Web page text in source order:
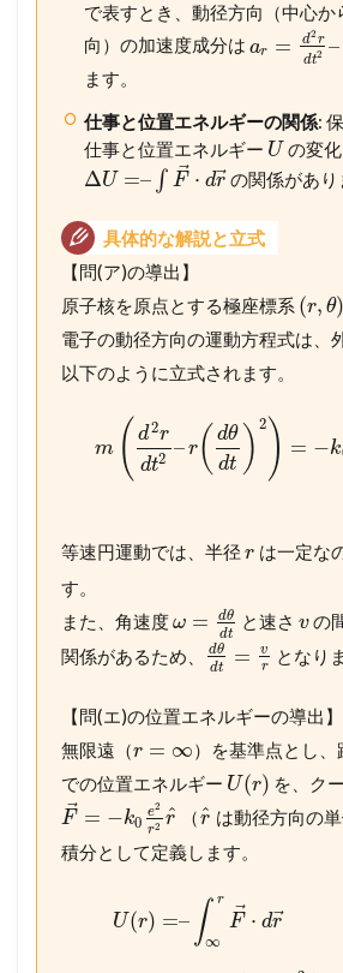
で表すとき、動径方向（中心か
向）の加速度成分は ar = d2 r
dt2 –
ます。
仕事と位置エネルギーの関係:
仕事と位置エネルギー U の変
ΔU =– ∫ F ⃗⋅ dr ⃗の関係があり
具体的な解説と立式
【問(ア)の導出】
原子核を原点とする極座標系 (r, θ)
電子の動径方向の運動方程式は、
以下のように立式されます。
m ( d2r
dt2 –r( dθ
dt ) 2 ) = −k
等速円運動では、半径 r は一定な
す。
また、角速度ω = dθ
dt
と速さ vの
関係があるため、
dθ
dt =
v
r
となり
【問(エ)の位置エネルギーの導出】
無限遠（r = ∞）を基準点とし
での位置エネルギー U(r) を、ク
F = −k0
e2
r2 r
^ （r
^ は動径方向の
積分として定義します。
U(r) =– ∫ r
∞
F ⃗⋅ dr⃗